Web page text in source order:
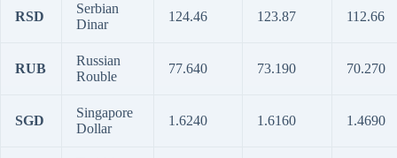
RSD
Serbian
Dinar
124.46 123.87 112.66
RUB
Russian
Rouble
77.640 73.190 70.270
SGD
Singapore
Dollar
1.6240 1.6160 1.4690